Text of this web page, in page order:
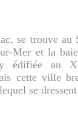
se trouve au
Mer et la
édifiée au
cette ville
se